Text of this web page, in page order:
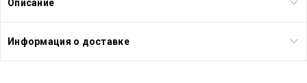
Описание
Информация о доставке